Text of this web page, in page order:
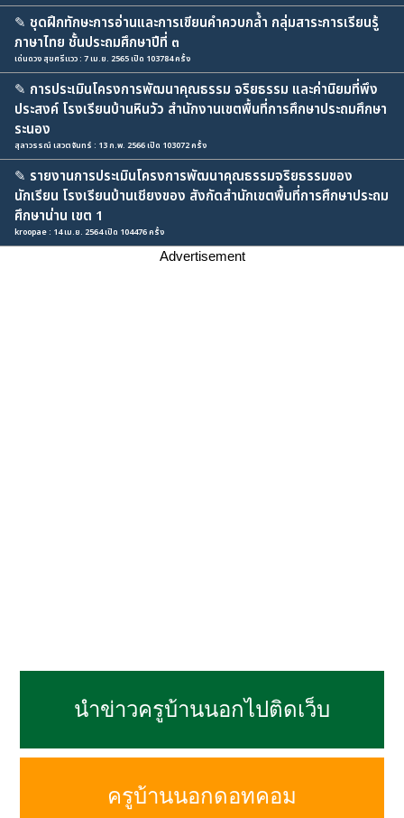
✎ ชุดฝึกทักษะการอ่านและการเขียนคำควบกล้ำ กลุ่มสาระการเรียนรู้
ภาษาไทย ชั้นประถมศึกษาปีที่ ๓
เด่นดวง สุขศรีแวว : 7 เม.ย. 2565 เปิด 103784 ครั้ง
✎ การประเมินโครงการพัฒนาคุณธรรม จริยธรรม และค่านิยมที่พึง
ประสงค์ โรงเรียนบ้านหินวัว สำนักงานเขตพื้นที่การศึกษาประถมศึกษา
ระนอง
สุลาวรรณ์ เสวตจันทร์ : 13 ก.พ. 2566 เปิด 103072 ครั้ง
✎ รายงานการประเมินโครงการพัฒนาคุณธรรมจริยธรรมของ
นักเรียน โรงเรียนบ้านเชียงของ สังกัดสำนักเขตพื้นที่การศึกษาประถม
ศึกษาน่าน เขต 1
kroopae : 14 เม.ย. 2564 เปิด 104476 ครั้ง
Advertisement
นำข่าวครูบ้านนอกไปติดเว็บ
ครูบ้านนอกดอทคอม